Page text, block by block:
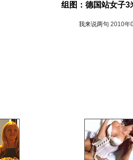
组图：德国站女子3
我来说两句 2010年